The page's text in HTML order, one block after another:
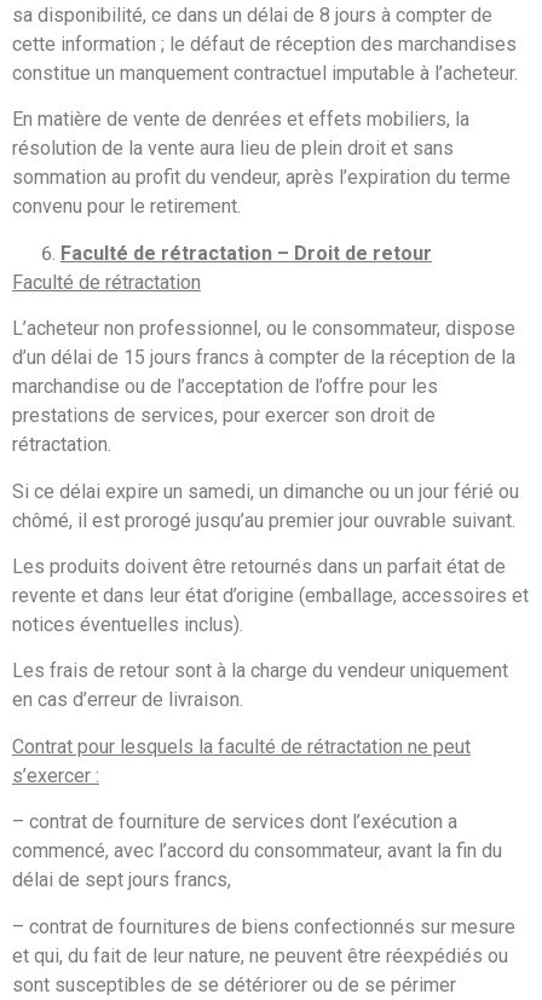
sa disponibilité, ce dans un délai de 8 jours à compter de
cette information ; le défaut de réception des marchandises
constitue un manquement contractuel imputable à l’acheteur.
En matière de vente de denrées et effets mobiliers, la
résolution de la vente aura lieu de plein droit et sans
sommation au profit du vendeur, après l’expiration du terme
convenu pour le retirement.
Faculté de rétractation – Droit de retour
Faculté de rétractation
L’acheteur non professionnel, ou le consommateur, dispose
d’un délai de 15 jours francs à compter de la réception de la
marchandise ou de l’acceptation de l’offre pour les
prestations de services, pour exercer son droit de
rétractation.
Si ce délai expire un samedi, un dimanche ou un jour férié ou
chômé, il est prorogé jusqu’au premier jour ouvrable suivant.
Les produits doivent être retournés dans un parfait état de
revente et dans leur état d’origine (emballage, accessoires et
notices éventuelles inclus).
Les frais de retour sont à la charge du vendeur uniquement
en cas d’erreur de livraison.
Contrat pour lesquels la faculté de rétractation ne peut
s’exercer :
– contrat de fourniture de services dont l’exécution a
commencé, avec l’accord du consommateur, avant la fin du
délai de sept jours francs,
– contrat de fournitures de biens confectionnés sur mesure
et qui, du fait de leur nature, ne peuvent être réexpédiés ou
sont susceptibles de se détériorer ou de se périmer